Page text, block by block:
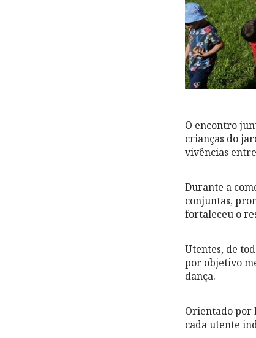
O encontro
crianças do
vivências
Durante a
conjuntas,
fortaleceu o
Utentes, de
por objetivo
dança.
Orientado por
cada utente